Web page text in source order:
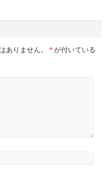
ありません。 * が付いている